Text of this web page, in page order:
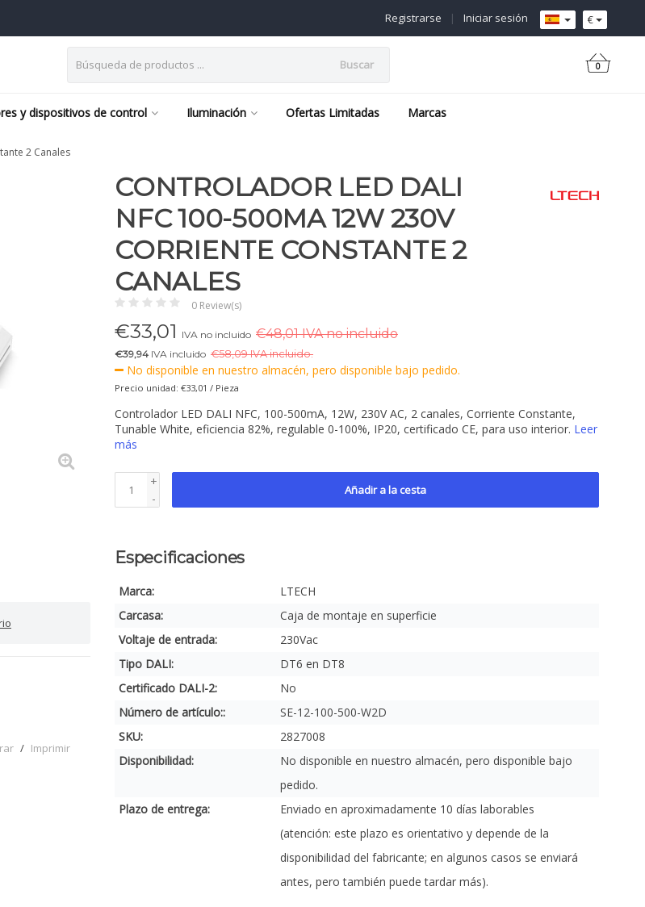
€
Iniciar sesión
|
Registrarse
Buscar 0
y dispositivos de control Iluminación Ofertas Limitadas Marcas
2 Canales
/ Imprimir
CONTROLADOR LED DALI
NFC 100-500MA 12W 230V
CORRIENTE CONSTANTE 2
CANALES
0 Review(s)
€33,01 IVA no incluido €48,01 IVA no incluido
€39,94 IVA incluido €58,09 IVA incluido.
No disponible en nuestro almacén, pero disponible bajo pedido.
Precio unidad: €33,01 / Pieza
Controlador LED DALI NFC, 100-500mA, 12W, 230V AC, 2 canales, Corriente Constante,
Tunable White, eficiencia 82%, regulable 0-100%, IP20, certificado CE, para uso interior. Leer
más
+
-
Añadir a la cesta
Especificaciones
Marca:
LTECH
Carcasa:
Caja de montaje en superficie
Voltaje de entrada:
230Vac
Tipo DALI:
DT6 en DT8
Certificado DALI-2:
No
Número de artículo::
SE-12-100-500-W2D
SKU:
2827008
Disponibilidad:
No disponible en nuestro almacén, pero disponible bajo
pedido.
Plazo de entrega:
Enviado en aproximadamente 10 días laborables
(atención: este plazo es orientativo y depende de la
disponibilidad del fabricante; en algunos casos se enviará
antes, pero también puede tardar más).